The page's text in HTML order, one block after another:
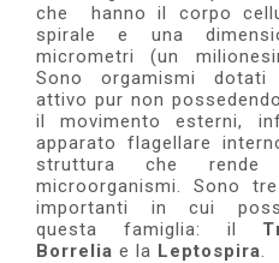
che hanno il corpo
spirale e una
micrometri (un
Sono orgamismi dotati
attivo pur non
il movimento esterni,
apparato flagellare
struttura che rende
microorganismi. Sono
importanti in cui
questa famiglia: il
Borrelia e la Leptospira.